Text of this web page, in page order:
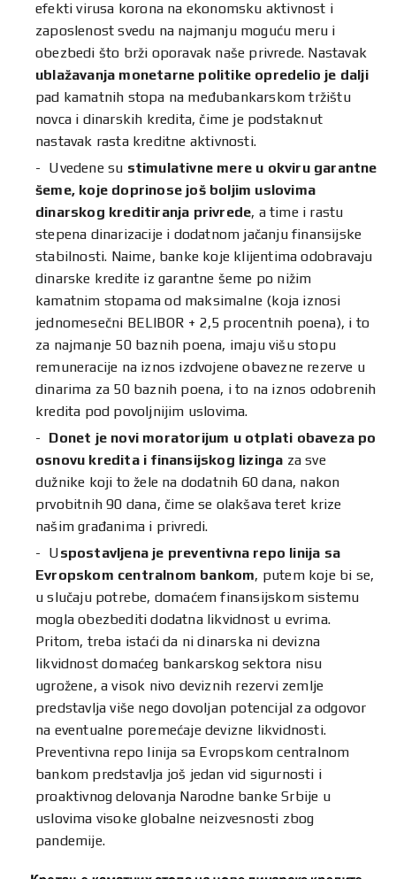
efekti virusa korona na ekonomsku aktivnost i
zaposlenost svedu na najmanju moguću meru i
obezbedi što brži oporavak naše privrede. Nastavak
ublažavanja monetarne politike opredelio je dalji
pad kamatnih stopa na međubankarskom tržištu
novca i dinarskih kredita, čime je podstaknut
nastavak rasta kreditne aktivnosti.
Uvedene su stimulativne mere u okviru garantne
šeme, koje doprinose još boljim uslovima
dinarskog kreditiranja privrede, a time i rastu
stepena dinarizacije i dodatnom jačanju finansijske
stabilnosti. Naime, banke koje klijentima odobravaju
dinarske kredite iz garantne šeme po nižim
kamatnim stopama od maksimalne (koja iznosi
jednomesečni BELIBOR + 2,5 procentnih poena), i to
za najmanje 50 baznih poena, imaju višu stopu
remuneracije na iznos izdvojene obavezne rezerve u
dinarima za 50 baznih poena, i to na iznos odobrenih
kredita pod povoljnijim uslovima.
Donet je novi moratorijum u otplati obaveza po
osnovu kredita i finansijskog lizinga za sve
dužnike koji to žele na dodatnih 60 dana, nakon
prvobitnih 90 dana, čime se olakšava teret krize
našim građanima i privredi.
Uspostavljena je preventivna repo linija sa
Evropskom centralnom bankom, putem koje bi se,
u slučaju potrebe, domaćem finansijskom sistemu
mogla obezbediti dodatna likvidnost u evrima.
Pritom, treba istaći da ni dinarska ni devizna
likvidnost domaćeg bankarskog sektora nisu
ugrožene, a visok nivo deviznih rezervi zemlje
predstavlja više nego dovoljan potencijal za odgovor
na eventualne poremećaje devizne likvidnosti.
Preventivna repo linija sa Evropskom centralnom
bankom predstavlja još jedan vid sigurnosti i
proaktivnog delovanja Narodne banke Srbije u
uslovima visoke globalne neizvesnosti zbog
pandemije.